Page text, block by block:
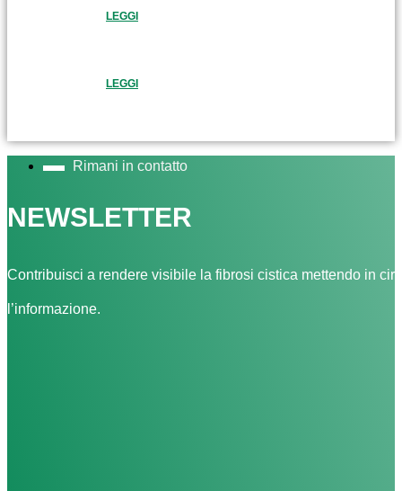
LEGGI
LEGGI
Rimani in contatto
NEWSLETTER
Contribuisci a rendere visibile la fibrosi cistica mettendo in
l’informazione.